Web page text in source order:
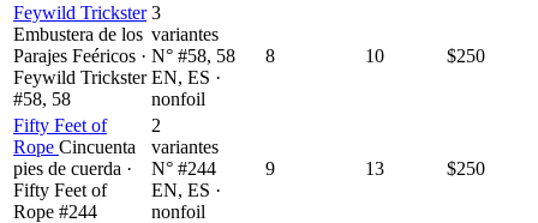
Feywild Trickster
Embustera de los
Parajes Feéricos ·
Feywild Trickster
#58, 58
3
variantes
N° #58, 58
EN, ES ·
nonfoil
8 10 $250
Fifty Feet of
Rope Cincuenta
pies de cuerda ·
Fifty Feet of
Rope #244
2
variantes
N° #244
EN, ES ·
nonfoil
9 13 $250